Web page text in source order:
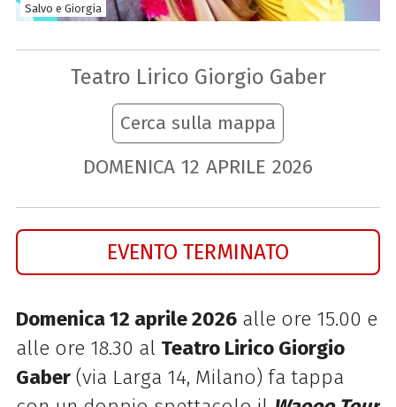
Salvo e Giorgia
Teatro Lirico Giorgio Gaber
Cerca sulla mappa
DOMENICA 12 APRILE 2026
EVENTO TERMINATO
Domenica 12 aprile 2026alle ore 15.00 e
alle ore 18.30 al Teatro Lirico Giorgio
Gaber(via Larga 14, Milano) fa tappa